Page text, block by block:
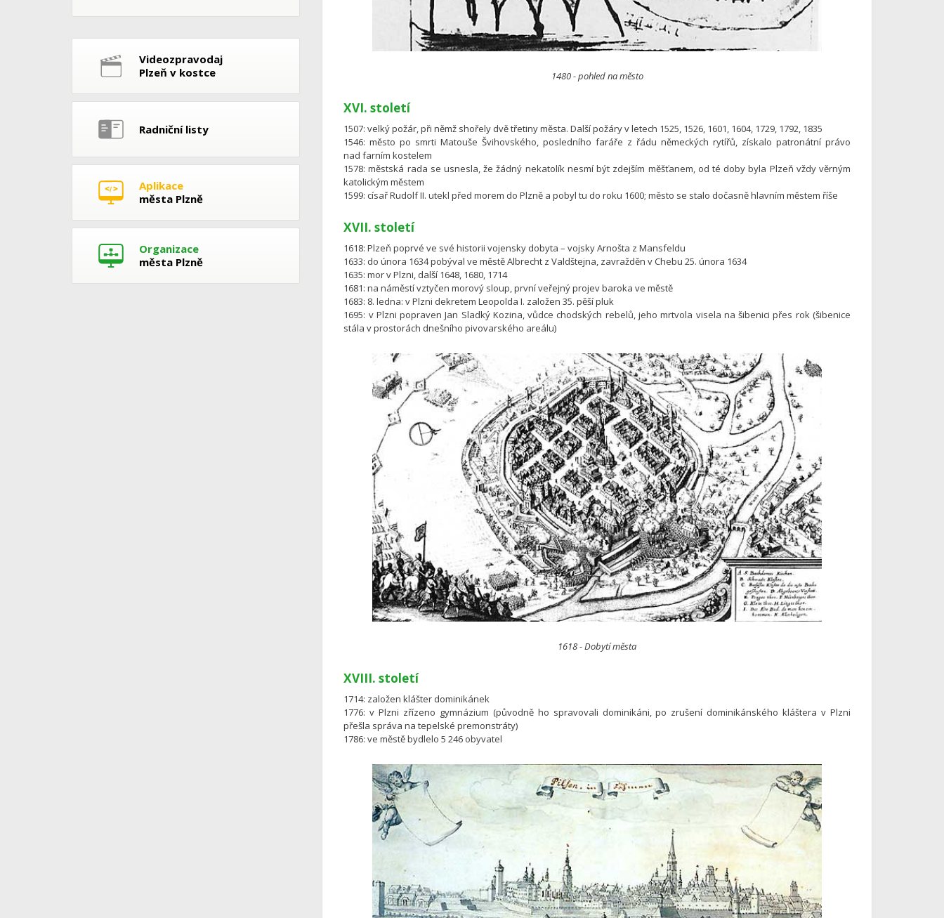
1480 - pohled na město
XVI. století
1507: velký požár, při němž shořely dvě třetiny města. Další požáry v letech 1525, 1526, 1601, 1604, 1729, 1792, 1835
1546: město po smrti Matouše Švihovského, posledního faráře z řádu německých rytířů, získalo patronátní právo
nad farním kostelem
1578: městská rada se usnesla, že žádný nekatolík nesmí být zdejším měšťanem, od té doby byla Plzeň vždy věrným
katolickým městem
1599: císař Rudolf II. utekl před morem do Plzně a pobyl tu do roku 1600; město se stalo dočasně hlavním městem říše
XVII. století
1618: Plzeň poprvé ve své historii vojensky dobyta – vojsky Arnošta z Mansfeldu
1633: do února 1634 pobýval ve městě Albrecht z Valdštejna, zavražděn v Chebu 25. února 1634
1635: mor v Plzni, další 1648, 1680, 1714
1681: na náměstí vztyčen morový sloup, první veřejný projev baroka ve městě
1683: 8. ledna: v Plzni dekretem Leopolda I. založen 35. pěší pluk
1695: v Plzni popraven Jan Sladký Kozina, vůdce chodských rebelů, jeho mrtvola visela na šibenici přes rok (šibenice
stála v prostorách dnešního pivovarského areálu)
1618 - Dobytí města
XVIII. století
1714: založen klášter dominikánek
1776: v Plzni zřízeno gymnázium (původně ho spravovali dominikáni, po zrušení dominikánského kláštera v Plzni
přešla správa na tepelské premonstráty)
1786: ve městě bydlelo 5 246 obyvatel
Videozpravodaj
Plzeň v kostce
Radniční listy
Aplikace
města Plzně
Organizace
města Plzně